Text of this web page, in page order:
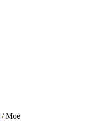
/Мое